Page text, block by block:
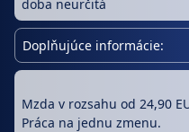
doba neurčitá
Doplňujúce informácie:
Mzda v rozsahu od 24,90
Práca na jednu zmenu.